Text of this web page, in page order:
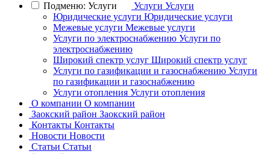
Подменю: Услуги
Услуги Услуги
Юридические услуги Юридические услуги
Межевые услуги Межевые услуги
Услуги по электроснабжению Услуги по
электроснабжению
Широкий спектр услуг Широкий спектр услуг
Услуги по газификации и газоснабжению Услуги
по газификации и газоснабжению
Услуги отопления Услуги отопления
О компании О компании
Заокский район Заокский район
Контакты Контакты
Новости Новости
Статьи Статьи